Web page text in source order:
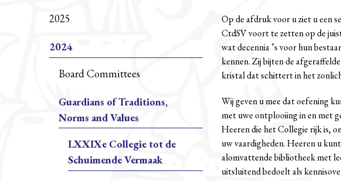
2025
2024
Board Committees
Guardians of Traditions,
Norms and Values
LXXIXe Collegie tot de
Schuimende Vermaak
Op de afdruk voor u ziet u een
CtdSV voort te zetten op de
wat decennia ’s voor hun
kennen. Zij bijten de
kristal dat schittert in het
Wij geven u mee dat oefening
met uwe ontplooiing in en met
Heeren die het Collegie rijk is,
uw vaardigheden. Heeren u
alomvattende bibliotheek met
uitsluitend bedoelt als